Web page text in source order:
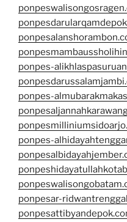
ponpes-
ponpes-
ponpes-
ponpesar-